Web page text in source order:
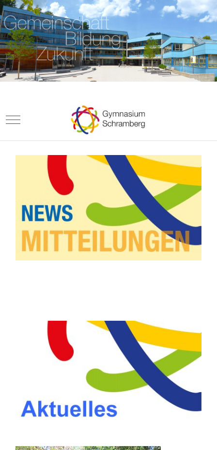
Mobile Menu Toggle